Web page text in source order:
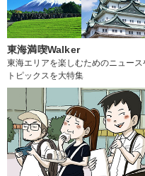
東海満喫Walker
東海エリアを楽しむためのニュース
トピックスを大特集